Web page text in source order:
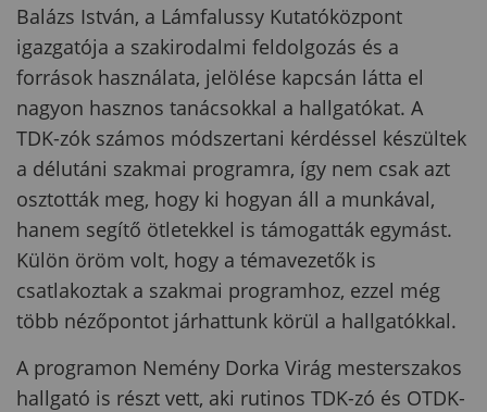
Balázs István, a Lámfalussy Kutatóközpont
igazgatója a szakirodalmi feldolgozás és a
források használata, jelölése kapcsán látta el
nagyon hasznos tanácsokkal a hallgatókat. A
TDK-zók számos módszertani kérdéssel készültek
a délutáni szakmai programra, így nem csak azt
osztották meg, hogy ki hogyan áll a munkával,
hanem segítő ötletekkel is támogatták egymást.
Külön öröm volt, hogy a témavezetők is
csatlakoztak a szakmai programhoz, ezzel még
több nézőpontot járhattunk körül a hallgatókkal.
A programon Nemény Dorka Virág mesterszakos
hallgató is részt vett, aki rutinos TDK-zó és OTDK-